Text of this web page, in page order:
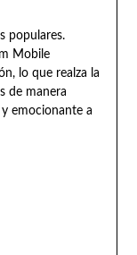
populares.
Mobile
lo que realza la
de manera
emocionante a